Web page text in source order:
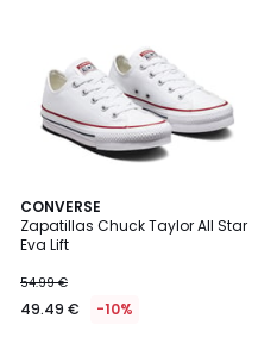
CONVERSE
Zapatillas Chuck Taylor All Star
Eva Lift
54.99 €
49.49 € -10%
4
/
5